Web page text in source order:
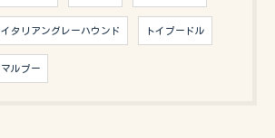
イタリアングレーハウンド トイプードル
マルプー